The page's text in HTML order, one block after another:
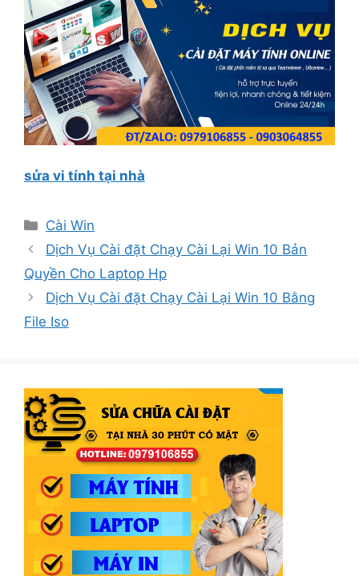
sửa vi tính tại nhà
Danh
mục
Cài Win
Dịch Vụ Cài đặt Chạy Cài Lại Win 10 Bản
Quyền Cho Laptop Hp
Dịch Vụ Cài đặt Chạy Cài Lại Win 10 Bằng
File Iso